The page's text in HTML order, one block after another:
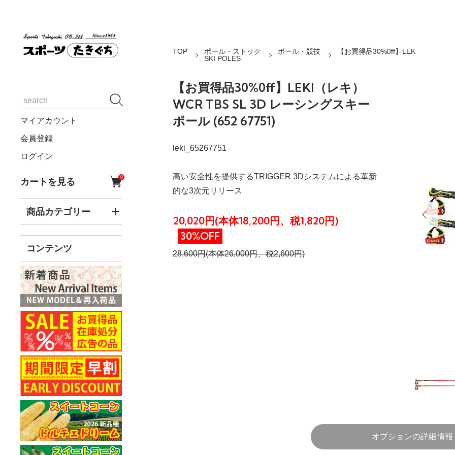
マイアカウント
会員登録
ログイン
カートを見る 0
商品カテゴリー
コンテンツ
TOP
ポール・ストック
SKI POLES
ポール・競技 【お買得品30%0ff】LEK
【お買得品30%0ff】LEKI（レキ）
WCR TBS SL 3D レーシングスキー
ポール (652 67751)
leki_65267751
高い安全性を提供するTRIGGER 3Dシステムによる革新
的な3次元リリース
20,020円(本体18,200円、税1,820円)
30%OFF
28,600円(本体26,000円、税2,600円)
オプションの詳細情報